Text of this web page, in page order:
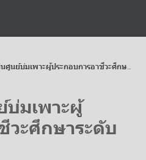
นย์บ่มเพาะผู้ประกอบการอาชีวะศึกษาระดับชาติ
บ่มเพาะผู้
วะศึกษาระดับ